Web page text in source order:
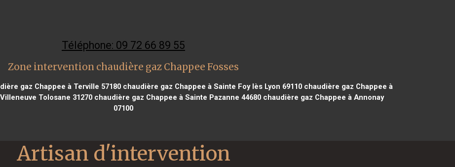
Téléphone: 09 72 66 89 55
Zone intervention chaudière gaz Chappee Fosses
gaz Chappee à Terville 57180 chaudière gaz Chappee à Sainte Foy lès Lyon 69110 chaudière gaz Chappee à
Tolosane 31270 chaudière gaz Chappee à Sainte Pazanne 44680 chaudière gaz Chappee à Annonay
07100
Artisan d'intervention